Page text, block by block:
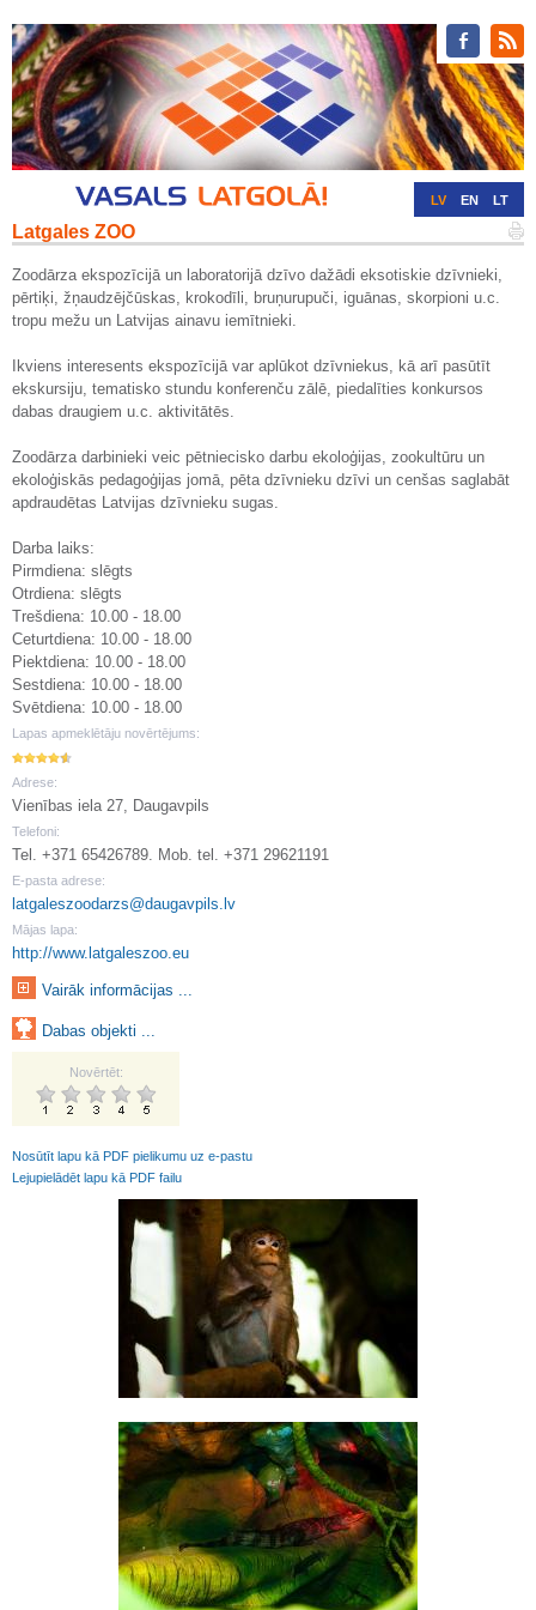
LV EN LT
Latgales ZOO
Zoodārza ekspozīcijā un laboratorijā dzīvo dažādi eksotiskie dzīvnieki,
pērtiķi, žņaudzējčūskas, krokodīli, bruņurupuči, iguānas, skorpioni u.c.
tropu mežu un Latvijas ainavu iemītnieki.
Ikviens interesents ekspozīcijā var aplūkot dzīvniekus, kā arī pasūtīt
ekskursiju, tematisko stundu konferenču zālē, piedalīties konkursos
dabas draugiem u.c. aktivitātēs.
Zoodārza darbinieki veic pētniecisko darbu ekoloģijas, zookultūru un
ekoloģiskās pedagoģijas jomā, pēta dzīvnieku dzīvi un cenšas saglabāt
apdraudētas Latvijas dzīvnieku sugas.
Darba laiks:
Pirmdiena: slēgts
Otrdiena: slēgts
Trešdiena: 10.00 - 18.00
Ceturtdiena: 10.00 - 18.00
Piektdiena: 10.00 - 18.00
Sestdiena: 10.00 - 18.00
Svētdiena: 10.00 - 18.00
Lapas apmeklētāju novērtējums:
Adrese:
Vienības iela 27, Daugavpils
Telefoni:
Tel. +371 65426789. Mob. tel. +371 29621191
E-pasta adrese:
latgaleszoodarzs@daugavpils.lv
Mājas lapa:
http://www.latgaleszoo.eu
Vairāk informācijas ...
Dabas objekti ...
Novērtēt:
Nosūtīt lapu kā PDF pielikumu uz e-pastu
Lejupielādēt lapu kā PDF failu